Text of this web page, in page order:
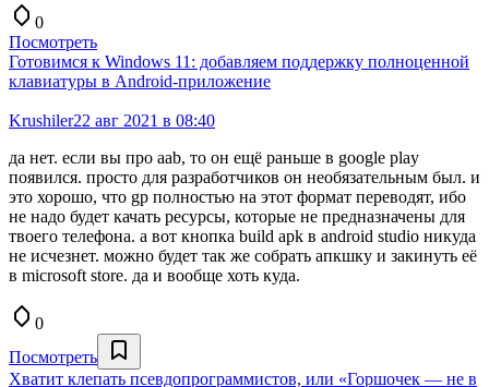
0
Посмотреть
Готовимся к Windows 11: добавляем поддержку полноценной
клавиатуры в Android-приложение
Krushiler22 авг 2021 в 08:40
да нет. если вы про aab, то он ещё раньше в google play
появился. просто для разработчиков он необязательным был. и
это хорошо, что gp полностью на этот формат переводят, ибо
не надо будет качать ресурсы, которые не предназначены для
твоего телефона. а вот кнопка build apk в android studio никуда
не исчезнет. можно будет так же собрать апкшку и закинуть её
в microsoft store. да и вообще хоть куда.
0
Посмотреть
Хватит клепать псевдопрограммистов, или «Горшочек — не в